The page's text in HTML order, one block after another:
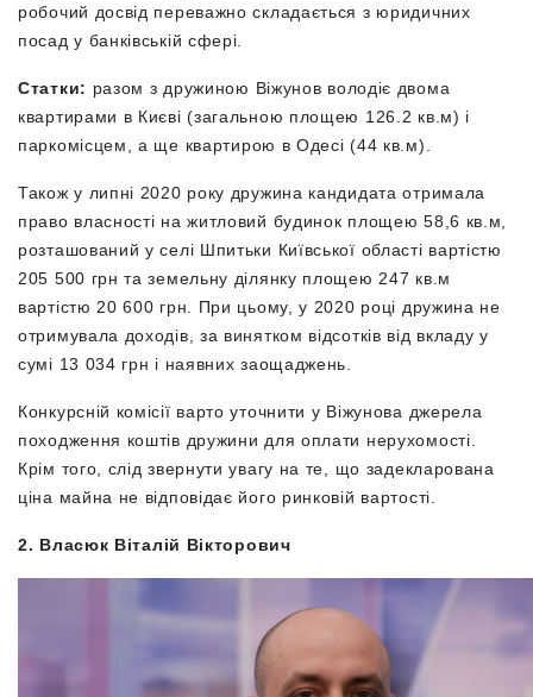
робочий досвід переважно складається з юридичних
посад у банківській сфері.
Статки: разом з дружиною Віжунов володіє двома
квартирами в Києві (загальною площею 126.2 кв.м) і
паркомісцем, а ще квартирою в Одесі (44 кв.м).
Також у липні 2020 року дружина кандидата отримала
право власності на житловий будинок площею 58,6 кв.м,
розташований у селі Шпитьки Київської області вартістю
205 500 грн та земельну ділянку площею 247 кв.м
вартістю 20 600 грн. При цьому, у 2020 році дружина не
отримувала доходів, за винятком відсотків від вкладу у
сумі 13 034 грн і наявних заощаджень.
Конкурсній комісії варто уточнити у Віжунова джерела
походження коштів дружини для оплати нерухомості.
Крім того, слід звернути увагу на те, що задекларована
ціна майна не відповідає його ринковій вартості.
2. Власюк Віталій Вікторович